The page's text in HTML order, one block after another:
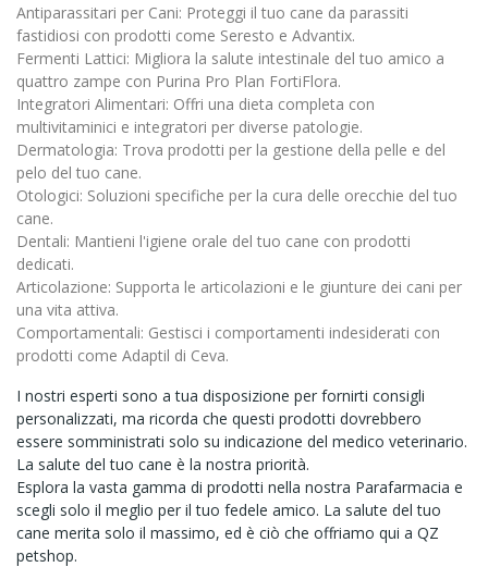
Antiparassitari per Cani: Proteggi il tuo cane da parassiti
fastidiosi con prodotti come Seresto e Advantix.
Fermenti Lattici: Migliora la salute intestinale del tuo amico a
quattro zampe con Purina Pro Plan FortiFlora.
Integratori Alimentari: Offri una dieta completa con
multivitaminici e integratori per diverse patologie.
Dermatologia: Trova prodotti per la gestione della pelle e del
pelo del tuo cane.
Otologici: Soluzioni specifiche per la cura delle orecchie del tuo
cane.
Dentali: Mantieni l'igiene orale del tuo cane con prodotti
dedicati.
Articolazione: Supporta le articolazioni e le giunture dei cani per
una vita attiva.
Comportamentali: Gestisci i comportamenti indesiderati con
prodotti come Adaptil di Ceva.
I nostri esperti sono a tua disposizione per fornirti consigli
personalizzati, ma ricorda che questi prodotti dovrebbero
essere somministrati solo su indicazione del medico veterinario.
La salute del tuo cane è la nostra priorità.
Esplora la vasta gamma di prodotti nella nostra Parafarmacia e
scegli solo il meglio per il tuo fedele amico. La salute del tuo
cane merita solo il massimo, ed è ciò che offriamo qui a QZ
petshop.